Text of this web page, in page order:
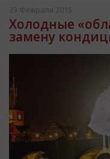
23 Февраля 2015
Холодные
замену